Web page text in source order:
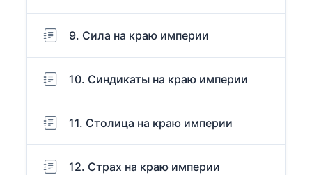
9. Сила на краю империи
10. Синдикаты на краю империи
11. Столица на краю империи
12. Страх на краю империи